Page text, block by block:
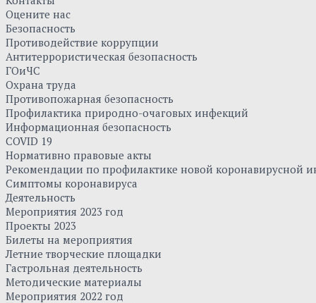
Оцените нас
Безопасность
Противодействие коррупции
Антитеррористическая безопасность
ГОиЧС
Охрана труда
Противопожарная безопасность
Профилактика природно-очаговых инфекций
Информационная безопасность
COVID 19
Нормативно правовые акты
Рекомендации по профилактике новой коронавирусной
Симптомы коронавируса
Деятельность
Мероприятия 2023 год
Проекты 2023
Билеты на мероприятия
Летние творческие площадки
Гастрольная деятельность
Методические материалы
Мероприятия 2022 год